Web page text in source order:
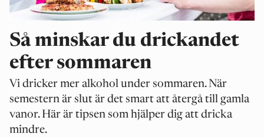
Så minskar du drickandet
efter sommaren
Vi dricker mer alkohol under sommaren. När
semestern är slut är det smart att återgå till gamla
vanor. Här är tipsen som hjälper dig att dricka
mindre.